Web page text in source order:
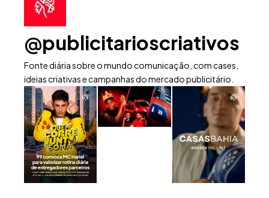
@publicitarioscriativos
Fonte diária sobre o mundo comunicação, com cases,
ideias criativas e campanhas do mercado publicitário.